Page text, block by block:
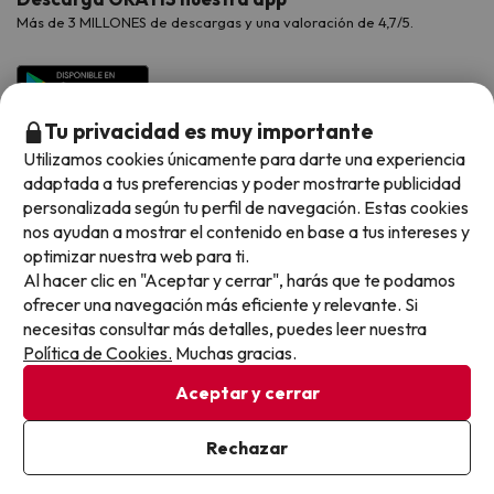
Viajes para grupos
Hoteles Galicia
Chollos con Todo Incluido
Chollos en la playa
Chollos con Vuelo Incluido
Hoteles con toboganes
Selección de la Newsletter
Los favoritos de nuestros clientes
Vacaciones en Agosto
Vacaciones en Noviembre
Preguntas frecuentes
Más de 3 MILLONES de descargas y una valoración de 4,7/5.
Métodos de pago disponibles
Condiciones generales
Política de cookies
Viajes para ti S.L.U. Copyright © Buscounchollo.com 2010 -
Tu privacidad es muy importante
Utilizamos cookies únicamente para darte una experiencia
adaptada a tus preferencias y poder mostrarte publicidad
personalizada según tu perfil de navegación. Estas cookies
nos ayudan a mostrar el contenido en base a tus intereses y
optimizar nuestra web para ti.
Al hacer clic en "Aceptar y cerrar", harás que te podamos
ofrecer una navegación más eficiente y relevante. Si
necesitas consultar más detalles, puedes leer nuestra
Política de Cookies. Muchas gracias.
Aceptar y cerrar
Rechazar